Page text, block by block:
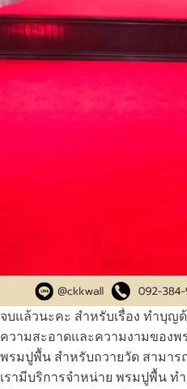
จบแล้วนะคะ สำหรับเรื่อง ทำบุ
ความสะอาดและความงามของพ
พรมปูพื้น สำหรับถวายวัด สามาร
เรามีบริการจำหน่าย พรมปูพื้น